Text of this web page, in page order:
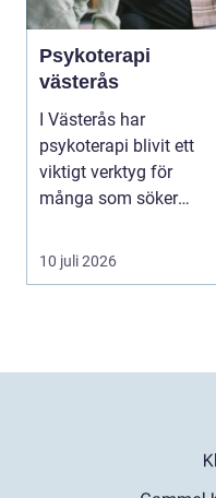
Psykoterapi
västerås
I Västerås har
psykoterapi blivit ett
viktigt verktyg för
många som söker
i liv...
10 juli 2026